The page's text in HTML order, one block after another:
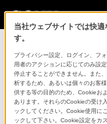
ソニーストア
ご利用ガイドでは、
スに関しまとめてご
ご利用の前に
当社ウェブサイトでは快
す。
プライバシー設定、ログイン、フ
用者のアクションに応じてのみ設
停止することができません。また
析するため、あるいは個々のお客
供する等の目的のため、Cookieお
あります。それらのCookieの受け
ックしてください。Cookie使用に
ックして下さい。Cookie設定をカ